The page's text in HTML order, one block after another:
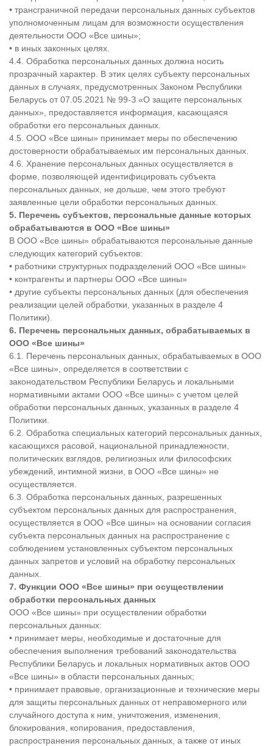
• трансграничной передачи персональных данных субъектов
уполномоченным лицам для возможности осуществления
деятельности ООО «Все шины»;
• в иных законных целях.
4.4. Обработка персональных данных должна носить
прозрачный характер. В этих целях субъекту персональных
данных в случаях, предусмотренных Законом Республики
Беларусь от 07.05.2021 № 99-З «О защите персональных
данных», предоставляется информация, касающаяся
обработки его персональных данных.
4.5. ООО «Все шины» принимает меры по обеспечению
достоверности обрабатываемых им персональных данных.
4.6. Хранение персональных данных осуществляется в
форме, позволяющей идентифицировать субъекта
персональных данных, не дольше, чем этого требуют
заявленные цели обработки персональных данных.
5. Перечень субъектов, персональные данные которых
обрабатываются в ООО «Все шины»
В ООО «Все шины» обрабатываются персональные данные
следующих категорий субъектов:
• работники структурных подразделений ООО «Все шины»
• контрагенты и партнеры ООО «Все шины»
• другие субъекты персональных данных (для обеспечения
реализации целей обработки, указанных в разделе 4
Политики).
6. Перечень персональных данных, обрабатываемых в
ООО «Все шины»
6.1. Перечень персональных данных, обрабатываемых в ООО
«Все шины», определяется в соответствии с
законодательством Республики Беларусь и локальными
нормативными актами ООО «Все шины» с учетом целей
обработки персональных данных, указанных в разделе 4
Политики.
6.2. Обработка специальных категорий персональных данных,
касающихся расовой, национальной принадлежности,
политических взглядов, религиозных или философских
убеждений, интимной жизни, в ООО «Все шины» не
осуществляется.
6.3. Обработка персональных данных, разрешенных
субъектом персональных данных для распространения,
осуществляется в ООО «Все шины» на основании согласия
субъекта персональных данных на распространение с
соблюдением установленных субъектом персональных
данных запретов и условий на обработку персональных
данных.
7. Функции ООО «Все шины» при осуществлении
обработки персональных данных
ООО «Все шины» при осуществлении обработки
персональных данных:
• принимает меры, необходимые и достаточные для
обеспечения выполнения требований законодательства
Республики Беларусь и локальных нормативных актов ООО
«Все шины» в области персональных данных;
• принимает правовые, организационные и технические меры
для защиты персональных данных от неправомерного или
случайного доступа к ним, уничтожения, изменения,
блокирования, копирования, предоставления,
распространения персональных данных, а также от иных